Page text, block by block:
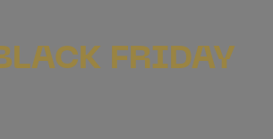
FRIDAY